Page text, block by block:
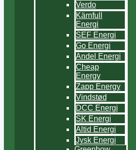
Verdo
Kärnfull
Energi
SEF Energi
Go Energi
Andel Energi
Cheap
Energy
Zapp Energy
Vindstød
DCC Energi
SK Energi
Altid Energi
Jysk Energi